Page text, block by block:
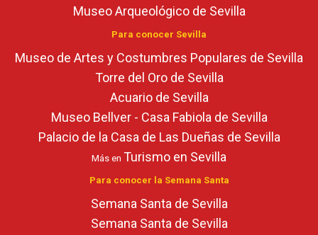
Museo Arqueológico de Sevilla
Para conocer Sevilla
Museo de Artes y Costumbres Populares de Sevilla
Torre del Oro de Sevilla
Acuario de Sevilla
Museo Bellver - Casa Fabiola de Sevilla
Palacio de la Casa de Las Dueñas de Sevilla
Más en Turismo en Sevilla
Para conocer la Semana Santa
Semana Santa de Sevilla
Semana Santa de Sevilla